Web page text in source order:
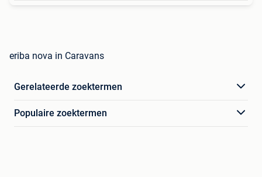
eriba nova in Caravans
Gerelateerde zoektermen
Populaire zoektermen